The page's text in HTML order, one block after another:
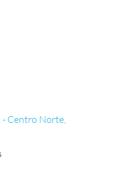
- Centro Norte,